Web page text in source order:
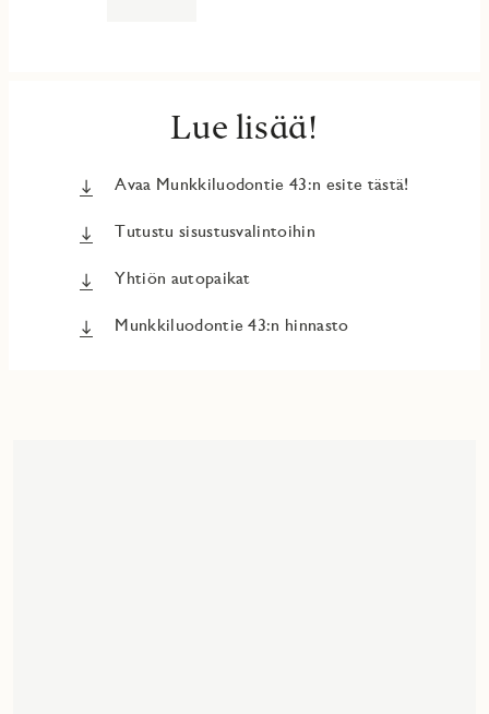
Lue lisää!
Avaa Munkkiluodontie 43:n esite tästä!
Tutustu sisustusvalintoihin
Yhtiön autopaikat
Munkkiluodontie 43:n hinnasto